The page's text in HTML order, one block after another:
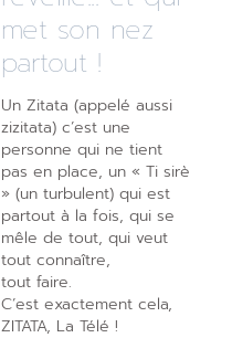
met son nez
partout !
Un Zitata (appelé aussi
zizitata) c’est une
personne qui ne tient
pas en place, un « Ti sirè
» (un turbulent) qui est
partout à la fois, qui se
mêle de tout, qui veut
tout connaître,
tout faire.
C’est exactement cela,
ZITATA, La Télé !